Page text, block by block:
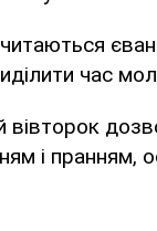
час
і пранням,